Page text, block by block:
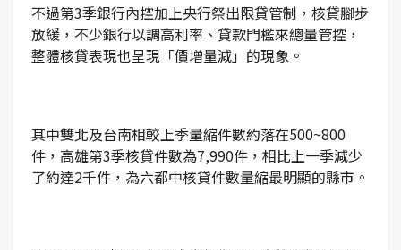
不過第3季銀行內控加上央行祭出限貸管制，核貸腳步
放緩，不少銀行以調高利率、貸款門檻來總量管控，
整體核貸表現也呈現「價增量減」的現象。
其中雙北及台南相較上季量縮件數約落在500~800
件，高雄第3季核貸件數為7,990件，相比上一季減少
了約達2千件，為六都中核貸件數量縮最明顯的縣市。